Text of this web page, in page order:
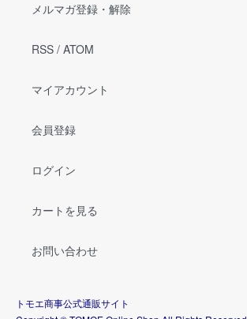
メルマガ登録・解除
RSS / ATOM
マイアカウント
会員登録
ログイン
カートを見る
お問い合わせ
トモエ商事公式通販サイト